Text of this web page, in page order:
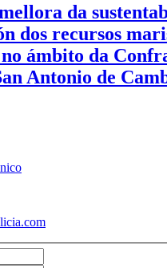
da
dos recursos
no ámbito da
Antonio de